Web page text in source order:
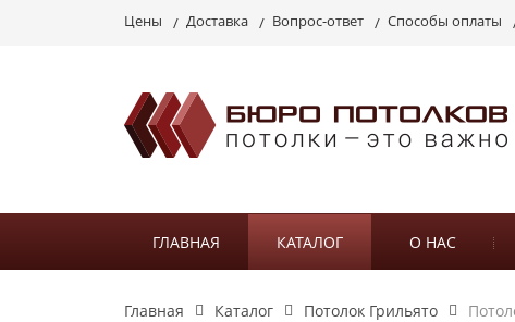
Цены Доставка Вопрос-ответ Способы оплаты
ГЛАВНАЯ КАТАЛОГ О НАС
Главная Каталог Потолок Грильято